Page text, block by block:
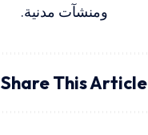
ومنشآت مدنية.
Share This Article